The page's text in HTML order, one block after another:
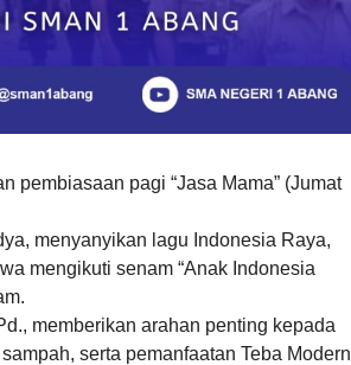
pembiasaan pagi “Jasa Mama” (Jumat
menyanyikan lagu Indonesia Raya,
mengikuti senam “Anak Indonesia
memberikan arahan penting kepada
serta pemanfaatan Teba Modern